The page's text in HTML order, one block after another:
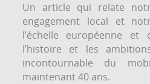
Un article qui relate
engagement local et
l’échelle européenne
l’histoire et les
incontournable du
maintenant 40 ans.